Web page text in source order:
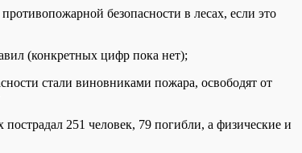
безопасности в лесах, если это
(конкретных цифр пока нет);
стали виновниками пожара, освободят от
251 человек, 79 погибли, а физические и